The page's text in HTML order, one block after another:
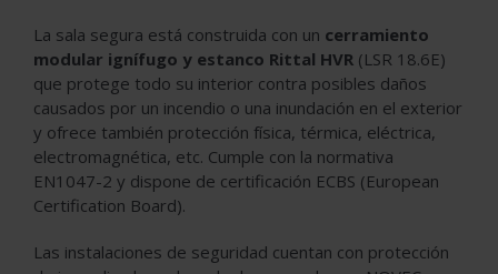
La sala segura está construida con un cerramiento
modular ignífugo y estanco Rittal HVR (LSR 18.6E)
que protege todo su interior contra posibles daños
causados por un incendio o una inundación en el exterior
y ofrece también protección física, térmica, eléctrica,
electromagnética, etc. Cumple con la normativa
EN1047-2 y dispone de certificación ECBS (European
Certification Board).
Las instalaciones de seguridad cuentan con protección